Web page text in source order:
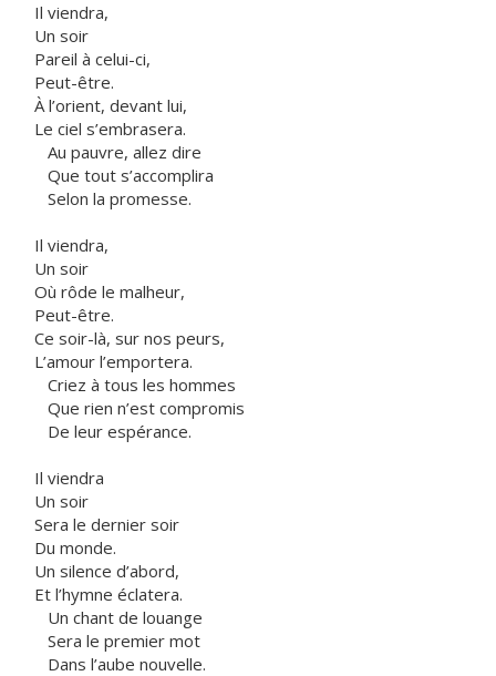
Il viendra,
Un soir
Pareil à celui-ci,
Peut-être.
À l’orient, devant lui,
Le ciel s’embrasera.
Au pauvre, allez dire
Que tout s’accomplira
Selon la promesse.
Il viendra,
Un soir
Où rôde le malheur,
Peut-être.
Ce soir-là, sur nos peurs,
L’amour l’emportera.
Criez à tous les hommes
Que rien n’est compromis
De leur espérance.
Il viendra
Un soir
Sera le dernier soir
Du monde.
Un silence d’abord,
Et l’hymne éclatera.
Un chant de louange
Sera le premier mot
Dans l’aube nouvelle.